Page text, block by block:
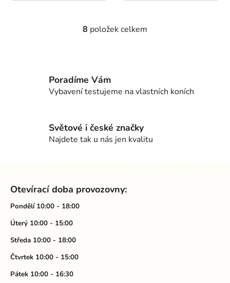
O
a
p
r
v
ý
8 položek celkem
Poradíme Vám
Vybavení testujeme na vlastních koních
Světové i české značky
Najdete tak u nás jen kvalitu
Otevírací doba provozovny:
Pondělí 10:00 - 18:00
Úterý 10:00 - 15:00
Středa 10:00 - 18:00
Čtvrtek 10:00 - 15:00
Pátek 10:00 - 16:30